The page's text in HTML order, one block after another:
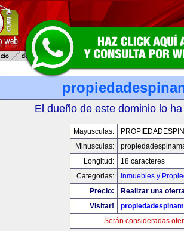
El dueño de este dominio lo
Mayusculas:
Minusculas:
Longitud:
18 caracteres
Categorias:
Inmuebles y
Precio:
Realizar una
Visitar!
Serán consideradas